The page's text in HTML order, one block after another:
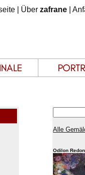
Über zafrane
Alle
Odilon Redon